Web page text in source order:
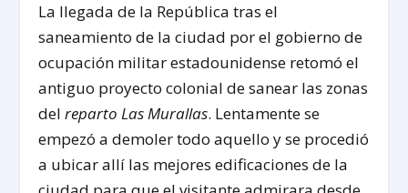
La llegada de la República tras el
saneamiento de la ciudad por el gobierno de
ocupación militar estadounidense retomó el
antiguo proyecto colonial de sanear las zonas
delreparto Las Murallas. Lentamente se
empezó a demoler todo aquello y se procedió
a ubicar allí las mejores edificaciones de la